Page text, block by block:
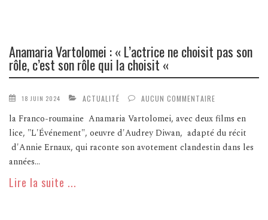
Anamaria Vartolomei : « L’actrice ne choisit pas son
rôle, c’est son rôle qui la choisit «
18 JUIN 2024 ACTUALITÉ AUCUN COMMENTAIRE
la Franco-roumaine Anamaria Vartolomei, avec deux films en
lice, "L'Événement", oeuvre d'Audrey Diwan, adapté du récit
d'Annie Ernaux, qui raconte son avotement clandestin dans les
années...
Lire la suite ...